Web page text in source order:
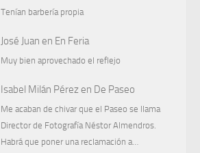
Tenían barbería propia
José Juan en En Feria
Muy bien aprovechado el reflejo
Isabel Milán Pérezen De Paseo
Me acaban de chivar que el Paseo se llama
Director de Fotografía Néstor Almendros.
Habrá que poner una reclamación a…